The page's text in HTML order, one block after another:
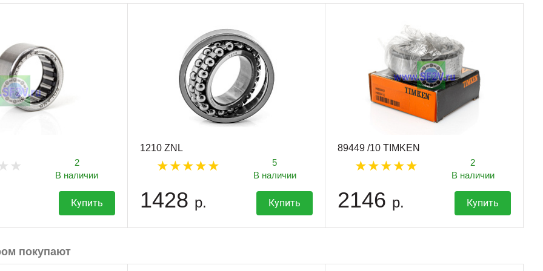
2
В наличии
Купить
1210 ZNL
5
В наличии
1428 р. Купить
89449 /10 TIMKEN
2
В наличии
2146 р. Купить
покупают